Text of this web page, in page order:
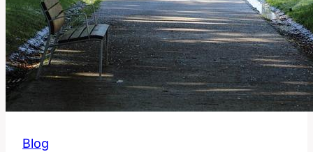
Blog